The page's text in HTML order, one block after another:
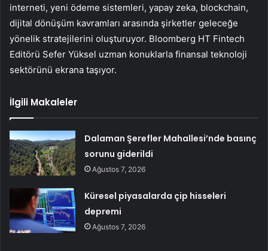
interneti, yeni ödeme sistemleri, yapay zeka, blockchain,
dijital dönüşüm kavramları arasında şirketler geleceğe
yönelik stratejilerini oluşturuyor. Bloomberg HT Fintech
Editörü Sefer Yüksel uzman konuklarla finansal teknoloji
sektörünü ekrana taşıyor.
İlgili Makaleler
Dalaman Şerefler Mahallesi’nde basınç
sorunu giderildi
Ağustos 7, 2026
Küresel piyasalarda çip hisseleri
depremi
Ağustos 7, 2026